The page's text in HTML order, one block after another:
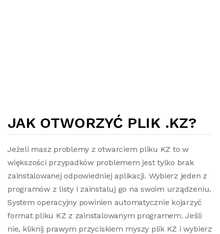
JAK OTWORZYĆ PLIK .KZ?
Jeżeli masz problemy z otwarciem pliku KZ to w
większości przypadków problemem jest tylko brak
zainstalowanej odpowiedniej aplikacji. Wybierz jeden z
programów z listy i zainstaluj go na swoim urządzeniu.
System operacyjny powinien automatycznie kojarzyć
format pliku KZ z zainstalowanym programem. Jeśli
nie, kliknij prawym przyciskiem myszy plik KZ i wybierz